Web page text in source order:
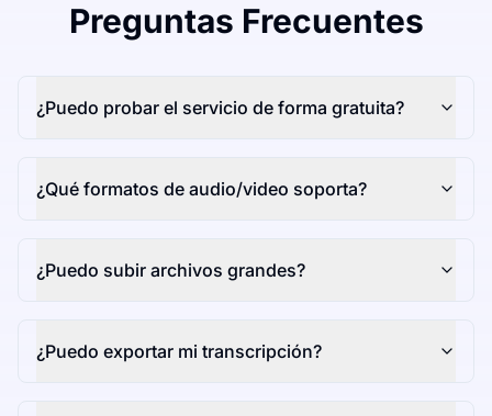
Preguntas Frecuentes
¿Puedo probar el servicio de forma gratuita?
¿Qué formatos de audio/video soporta?
¿Puedo subir archivos grandes?
¿Puedo exportar mi transcripción?